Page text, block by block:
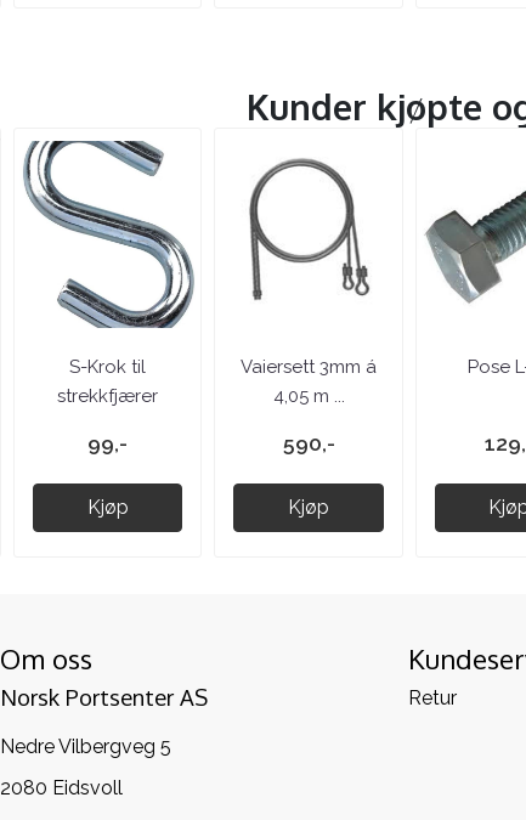
Kunder kjøpte
S-Krok til
strekkfjærer
99,-
Kjøp
Vaiersett 3mm á
4,05 m ...
590,-
Kjøp
Pose
Om oss
Norsk Portsenter AS
Nedre Vilbergveg 5
2080 Eidsvoll
Retur